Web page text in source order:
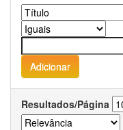
Resultados/Página